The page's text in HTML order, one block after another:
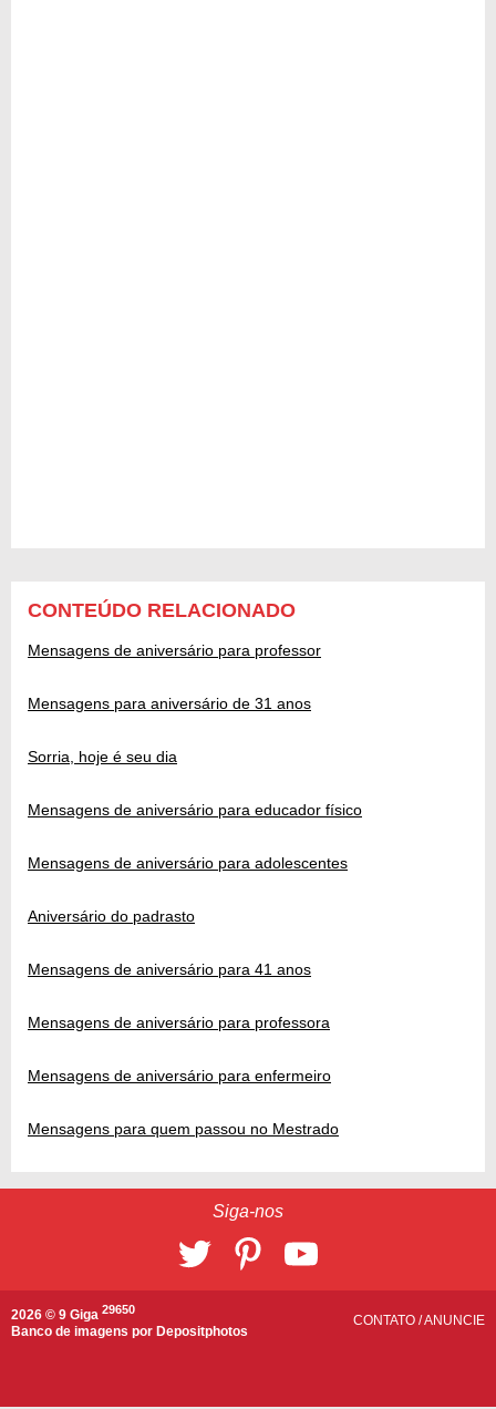
CONTEÚDO RELACIONADO
Mensagens de aniversário para professor
Mensagens para aniversário de 31 anos
Sorria, hoje é seu dia
Mensagens de aniversário para educador físico
Mensagens de aniversário para adolescentes
Aniversário do padrasto
Mensagens de aniversário para 41 anos
Mensagens de aniversário para professora
Mensagens de aniversário para enfermeiro
Mensagens para quem passou no Mestrado
Siga-nos
2026 © 9 Giga 29650
Banco de imagens por Depositphotos
CONTATO /ANUNCIE